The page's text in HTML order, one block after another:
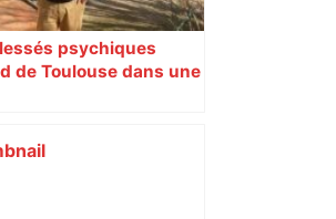
psychiques
de Toulouse dans une